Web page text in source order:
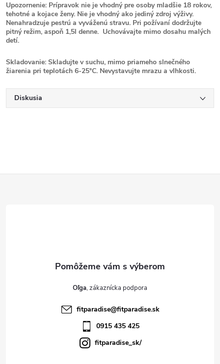
Upozornenie: Prípravok nie je vhodný pre osoby mladšie 18 rokov,
tehotné a kojace ženy. Nie je vhodný ako jediný zdroj výživy.
Nenahradzuje pestrú a vyváženú stravu. Pri požívaní dodržujte
pitný režim, aspoň 1,5l denne. Uchovávajte mimo dosahu malých
detí.
Skladovanie: Skladujte v suchu, mimo priameho slnečného
žiarenia pri teplotách 6-25°C. Nevystavujte mrazu a vlhkosti.
Diskusia
Oľga
fitparadise@fitparadise.sk
0915 435 425
fitparadise_sk/